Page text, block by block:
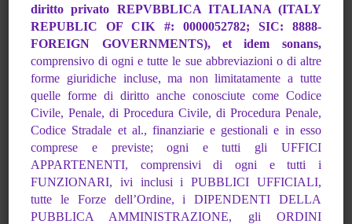
Podcast Non Sono
Favole
Non perderti i nostri meravigliosi
Podcast Informativi “Non sono
Favole” con barbara e marco.
Buon Ascolto
Clicca Qui
diritto privato REPVBBLICA ITALIANA (ITALY
REPUBLIC OF CIK #: 0000052782; SIC: 8888-
FOREIGN GOVERNMENTS), et idem sonans,
comprensivo di ogni e tutte le sue abbreviazioni o di altre
forme giuridiche incluse, ma non limitatamente a tutte
quelle forme didiritto anche conosciute come Codice
Civile, Penale, di Procedura Civile, di Procedura Penale,
Codice Stradale et al., finanziarie e gestionali e in esso
comprese e previste; ogni e tutti gli UFFICI
APPARTENENTI, comprensivi di ogni e tutti i
FUNZIONARI, ivi inclusi iPUBBLICI UFFICIALI,
tutte le Forze dell’Ordine, i DIPENDENTI DELLA
PUBBLICA AMMINISTRAZIONE, gli ORDINI